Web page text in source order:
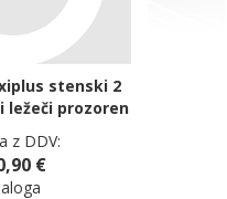
stenski 2
ležeči prozoren
z DDV:
€